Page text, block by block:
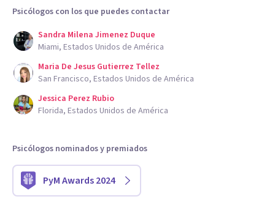
Psicólogos con los que puedes contactar
Sandra Milena Jimenez Duque
Miami, Estados Unidos de América
Maria De Jesus Gutierrez Tellez
San Francisco, Estados Unidos de América
Jessica Perez Rubio
Florida, Estados Unidos de América
Psicólogos nominados y premiados
PyM Awards 2024